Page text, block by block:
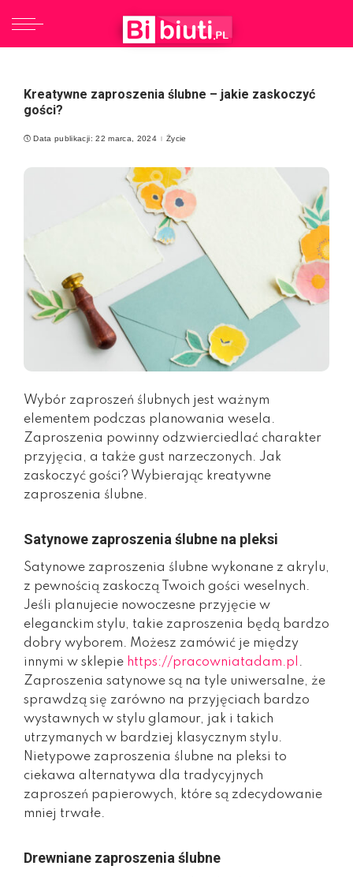
Kreatywne zaproszenia ślubne – jakie zaskoczyć
gości?
Data publikacji: 22 marca, 2024 Życie
Wybór zaproszeń ślubnych jest ważnym
elementem podczas planowania wesela.
Zaproszenia powinny odzwierciedlać charakter
przyjęcia, a także gust narzeczonych. Jak
zaskoczyć gości? Wybierając kreatywne
zaproszenia ślubne.
Satynowe zaproszenia ślubne na pleksi
Satynowe zaproszenia ślubne wykonane z akrylu,
z pewnością zaskoczą Twoich gości weselnych.
Jeśli planujecie nowoczesne przyjęcie w
eleganckim stylu, takie zaproszenia będą bardzo
dobry wyborem. Możesz zamówić je między
innymi w sklepie https://pracowniatadam.pl .
Zaproszenia satynowe są na tyle uniwersalne, że
sprawdzą się zarówno na przyjęciach bardzo
wystawnych w stylu glamour, jak i takich
utrzymanych w bardziej klasycznym stylu.
Nietypowe zaproszenia ślubne na pleksi to
ciekawa alternatywa dla tradycyjnych
zaproszeń papierowych, które są zdecydowanie
mniej trwałe.
Drewniane zaproszenia ślubne